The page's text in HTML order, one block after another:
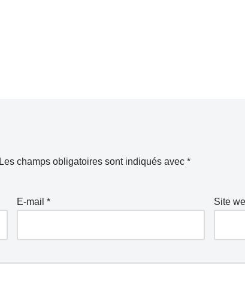
Les champs obligatoires sont indiqués avec *
E-mail* Site